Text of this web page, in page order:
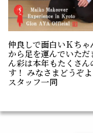
仲良しで面白いＫち
から足を運んでいた
ん彩は本年もたくさ
す！ みなさまどうぞ
スタッフ一同